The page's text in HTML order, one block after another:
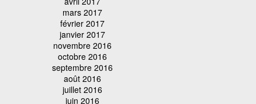
mars 2017
février 2017
janvier 2017
novembre 2016
octobre 2016
septembre 2016
août 2016
juillet 2016
juin 2016